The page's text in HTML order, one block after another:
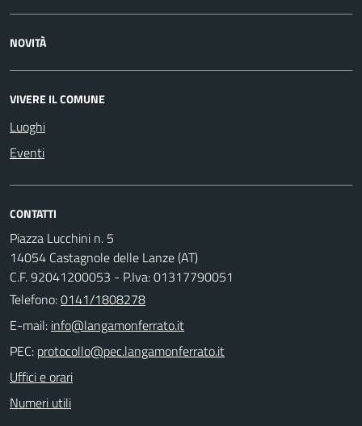
NOVITÀ
VIVERE IL COMUNE
Luoghi
Eventi
CONTATTI
Piazza Lucchini n. 5
14054 Castagnole delle Lanze (AT)
C.F. 92041200053 - P.Iva: 01317790051
Telefono:0141/1808278
E-mail:
PEC:
Uffici e orari
Numeri utili